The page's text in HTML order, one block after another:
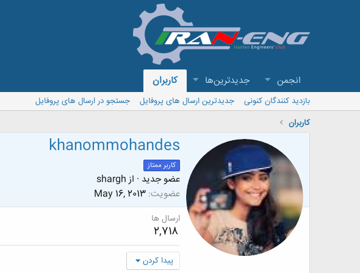
انجمن جدیدترین‌ها کاربران
بازدید کنندگان کنونی جدیدترین ارسال های پروفایل
جستجو در ارسال های پروفایل
کاربران
khanommohandes
کاربر ممتاز
عضو جدید · از shargh
عضویت May 16, 2013
ارسال ها
2,718
پیدا کردن